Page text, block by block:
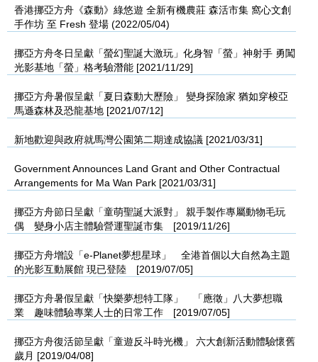
香港挪亞方舟《森動》綠悠遊 全新有機農莊 森活市集 窩心文創
手作坊 至 Fresh 登場 (2022/05/04)
挪亞方舟冬日呈獻「螢幻聖誕大激玩」化身智「螢」神射手 勇闖
光影基地「螢」格考驗潛能 [2021/11/29]
挪亞方舟暑假呈獻「夏日森動大歷險」 變身探險家 猶如穿梭亞
馬遜森林及恐龍基地 [2021/07/12]
新地歡迎與政府就馬灣公園第二期達成協議 [2021/03/31]
Government Announces Land Grant and Other Contractual
Arrangements for Ma Wan Park [2021/03/31]
挪亞方舟節日呈獻「童萌聖誕大派對」 親手製作專屬動物毛玩
偶 變身小店主體驗營運聖誕市集 [2019/11/26]
挪亞方舟增設「e-Planet夢想星球」 全港首個以大自然為主題
的光影互動展館 現已登陸 [2019/07/05]
挪亞方舟暑假呈獻「快樂夢想特工隊」 「應徵」八大夢想職
業 趣味體驗專業人士的日常工作 [2019/07/05]
挪亞方舟復活節呈獻「童遊反斗時光機」 六大創新活動體驗懷舊
歲月 [2019/04/08]